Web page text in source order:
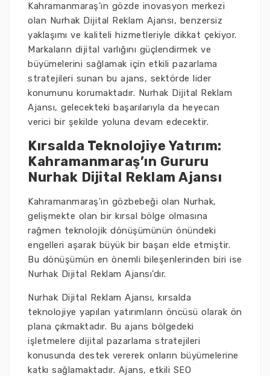
Kahramanmaraş'ın gözde inovasyon merkezi
olan Nurhak Dijital Reklam Ajansı, benzersiz
yaklaşımı ve kaliteli hizmetleriyle dikkat çekiyor.
Markaların dijital varlığını güçlendirmek ve
büyümelerini sağlamak için etkili pazarlama
stratejileri sunan bu ajans, sektörde lider
konumunu korumaktadır. Nurhak Dijital Reklam
Ajansı, gelecekteki başarılarıyla da heyecan
verici bir şekilde yoluna devam edecektir.
Kırsalda Teknolojiye Yatırım:
Kahramanmaraş’ın Gururu
Nurhak Dijital Reklam Ajansı
Kahramanmaraş'ın gözbebeği olan Nurhak,
gelişmekte olan bir kırsal bölge olmasına
rağmen teknolojik dönüşümünün önündeki
engelleri aşarak büyük bir başarı elde etmiştir.
Bu dönüşümün en önemli bileşenlerinden biri ise
Nurhak Dijital Reklam Ajansı'dır.
Nurhak Dijital Reklam Ajansı, kırsalda
teknolojiye yapılan yatırımların öncüsü olarak ön
plana çıkmaktadır. Bu ajans bölgedeki
işletmelere dijital pazarlama stratejileri
konusunda destek vererek onların büyümelerine
katkı sağlamaktadır. Ajans, etkili SEO